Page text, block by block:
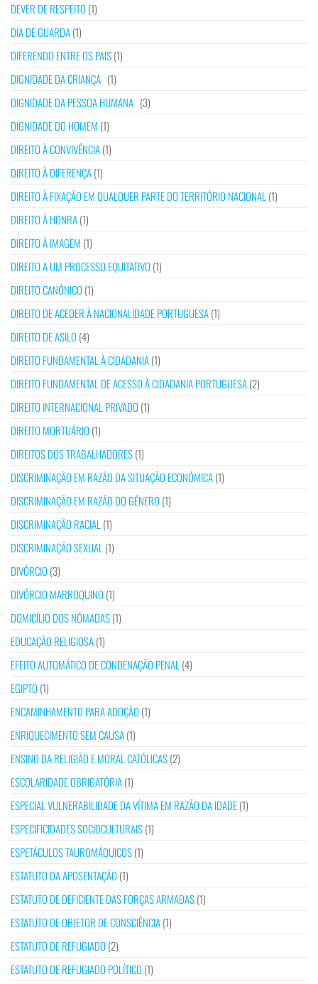
DEVER DE RESPEITO (1)
DIA DE GUARDA(1)
DIFERENDO ENTRE OS PAIS(1)
DIGNIDADE DA CRIANÇA (1)
DIGNIDADE DA PESSOA HUMANA (3)
DIGNIDADE DO HOMEM (1)
DIREITO À CONVIVÊNCIA(1)
DIREITO À DIFERENÇA(1)
DIREITO À FIXAÇÃO EM QUALQUER PARTE DO TERRITÓRIO NACIONAL (1)
DIREITO À HONRA(1)
DIREITO À IMAGEM (1)
DIREITO A UM PROCESSO EQUITATIVO (1)
DIREITO CANÓNICO (1)
DIREITO DE ACEDER À NACIONALIDADE PORTUGUESA(1)
DIREITO DE ASILO (4)
DIREITO FUNDAMENTAL À CIDADANIA(1)
DIREITO FUNDAMENTAL DE ACESSO À CIDADANIA PORTUGUESA(2)
DIREITO INTERNACIONAL PRIVADO (1)
DIREITO MORTUÁRIO (1)
DIREITOS DOS TRABALHADORES(1)
DISCRIMINAÇÃO EM RAZÃO DA SITUAÇÃO ECONÓMICA(1)
DISCRIMINAÇÃO EM RAZÃO DO GÉNERO (1)
DISCRIMINAÇÃO RACIAL (1)
DISCRIMINAÇÃO SEXUAL (1)
DIVÓRCIO (3)
DIVÓRCIO MARROQUINO (1)
DOMICÍLIO DOS NÓMADAS(1)
EDUCAÇÃO RELIGIOSA(1)
EFEITO AUTOMÁTICO DE CONDENAÇÃO PENAL (4)
EGIPTO (1)
ENCAMINHAMENTO PARA ADOÇÃO (1)
ENRIQUECIMENTO SEM CAUSA(1)
ENSINO DA RELIGIÃO E MORAL CATÓLICAS(2)
ESCOLARIDADE OBRIGATÓRIA(1)
ESPECIAL VULNERABILIDADE DA VÍTIMA EM RAZÃO DA IDADE(1)
ESPECIFICIDADES SOCIOCULTURAIS(1)
ESPETÁCULOS TAUROMÁQUICOS(1)
ESTATUTO DA APOSENTAÇÃO (1)
ESTATUTO DE DEFICIENTE DAS FORÇAS ARMADAS(1)
ESTATUTO DE OBJETOR DE CONSCIÊNCIA(1)
ESTATUTO DE REFUGIADO (2)
ESTATUTO DE REFUGIADO POLÍTICO (1)